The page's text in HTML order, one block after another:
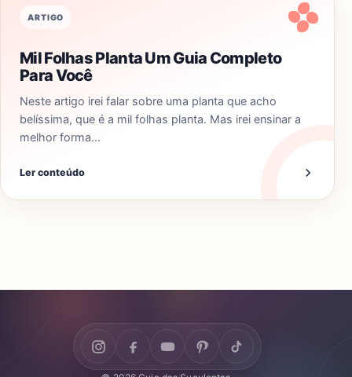
ARTIGO
Mil Folhas Planta Um Guia Completo
Para Você
Neste artigo irei falar sobre uma planta que acho
belíssima, que é a mil folhas planta. Mas irei ensinar a
melhor forma…
Ler conteúdo